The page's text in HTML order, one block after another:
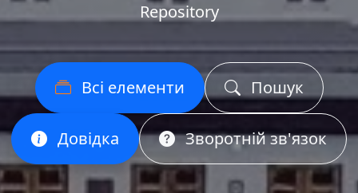
Repository
Всі елементи Пошук
Довідка Зворотній зв'язок